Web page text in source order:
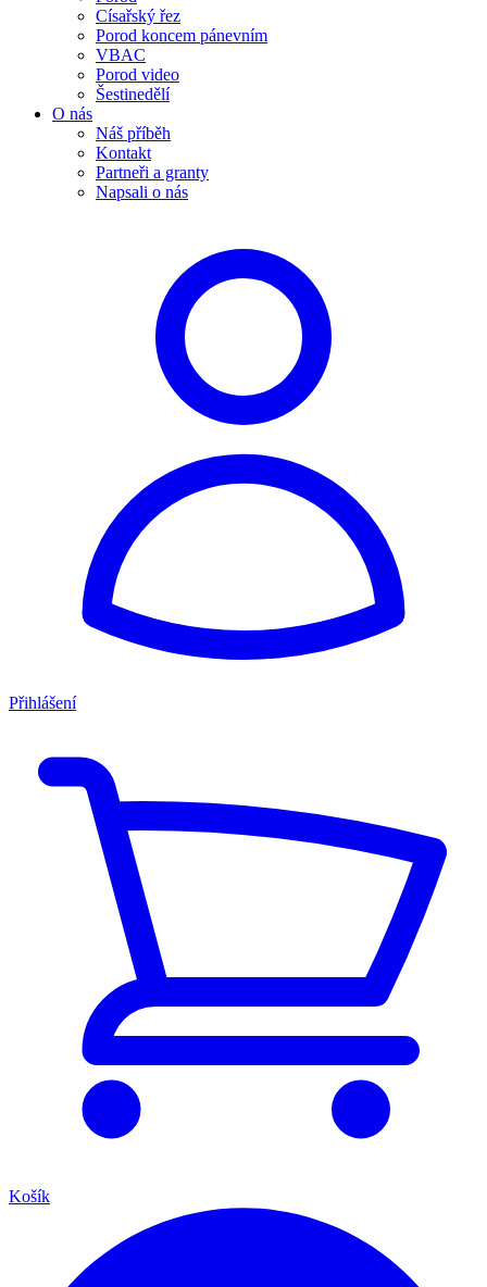
Císařský řez
Porod koncem pánevním
VBAC
Porod video
Šestinedělí
O nás
Náš příběh
Kontakt
Partneři a granty
Napsali o nás
Přihlášení
Košík